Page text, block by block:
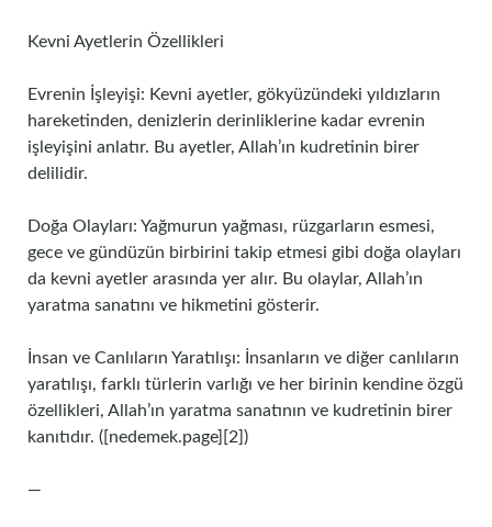
Kevni Ayetlerin Özellikleri
Evrenin İşleyişi: Kevni ayetler, gökyüzündeki yıldızların
hareketinden, denizlerin derinliklerine kadar evrenin
işleyişini anlatır. Bu ayetler, Allah’ın kudretinin birer
delilidir.
Doğa Olayları: Yağmurun yağması, rüzgarların esmesi,
gece ve gündüzün birbirini takip etmesi gibi doğa olayları
da kevni ayetler arasında yer alır. Bu olaylar, Allah’ın
yaratma sanatını ve hikmetini gösterir.
İnsan ve Canlıların Yaratılışı: İnsanların ve diğer canlıların
yaratılışı, farklı türlerin varlığı ve her birinin kendine özgü
özellikleri, Allah’ın yaratma sanatının ve kudretinin birer
kanıtıdır. ([nedemek.page][2])
—